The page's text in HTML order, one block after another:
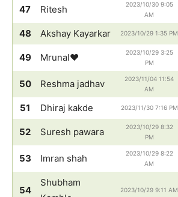
47 Ritesh
2023/10/30 9:05
AM
48 Akshay Kayarkar 2023/10/29 1:35 PM
49 Mrunal♥️
2023/10/29 3:25
PM
50 Reshma jadhav
2023/11/04 11:54
AM
51 Dhiraj kakde 2023/11/30 7:16 PM
52 Suresh pawara
2023/10/29 8:32
PM
53 Imran shah
2023/10/29 8:22
AM
54
Shubham
2023/10/29 9:11 AM